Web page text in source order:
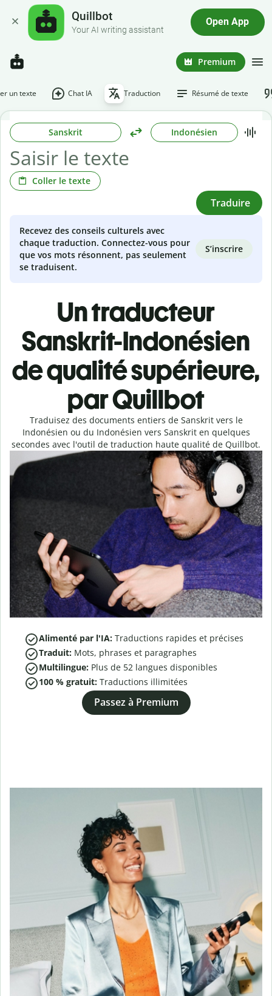
Quillbot
Your AI writing assistant
Open App
Premium
un texte Chat IA Traduction Résumé de texte
Sanskrit Indonésien
Coller le texte
Traduire
Recevez des conseils culturels avec
chaque traduction. Connectez-vous pour
que vos mots résonnent, pas seulement
se traduisent.
S’inscrire
Un traducteur
Sanskrit-Indonésien
de qualité supérieure,
par Quillbot
Traduisez des documents entiers de Sanskrit vers le
Indonésien ou du Indonésien vers Sanskrit en quelques
secondes avec l'outil de traduction haute qualité de Quillbot.
Alimenté par l'IA: Traductions rapides et précises
Traduit: Mots, phrases et paragraphes
Multilingue: Plus de 52 langues disponibles
100 % gratuit: Traductions illimitées
Passez à Premium